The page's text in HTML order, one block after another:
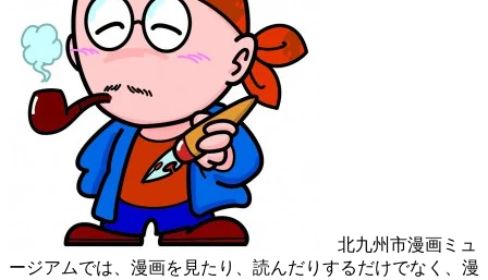
北九州市漫画ミュ
ージアムでは、漫画を見たり、読んだりするだけでなく、漫